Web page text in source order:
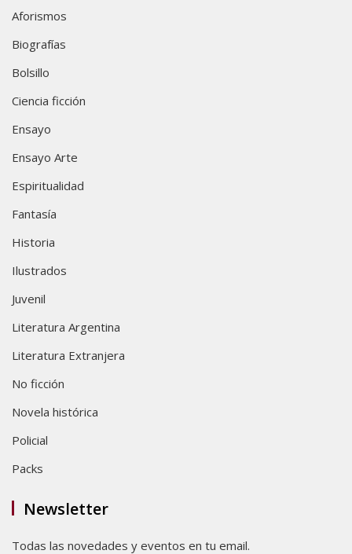
Aforismos
Biografías
Bolsillo
Ciencia ficción
Ensayo
Ensayo Arte
Espiritualidad
Fantasía
Historia
Ilustrados
Juvenil
Literatura Argentina
Literatura Extranjera
No ficción
Novela histórica
Policial
Packs
Newsletter
Todas las novedades y eventos en tu email.